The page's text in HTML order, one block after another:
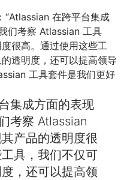
在跨平台集成
们考察 Atlassian 工具
很高。通过使用这些工
透明度，还可以提高领导
工具套件是我们更好
集成方面的表现
考察 Atlassian
产品的透明度很
具，我们不仅可
，还可以提高领